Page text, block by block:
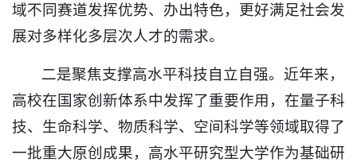
域不同赛道发挥优势、办出特色，更好满足社会发
展对多样化多层次人才的需求。
二是聚焦支撑高水平科技自立自强。近年来，
高校在国家创新体系中发挥了重要作用，在量子科
技、生命科学、物质科学、空间科学等领域取得了
一批重大原创成果，高水平研究型大学作为基础研